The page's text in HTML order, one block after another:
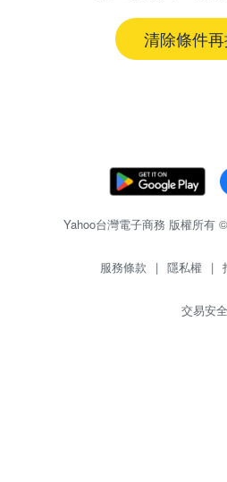
清除條件
Yahoo台灣電子商務 版權所有
服務條款 | 隱私權 |
交易安全